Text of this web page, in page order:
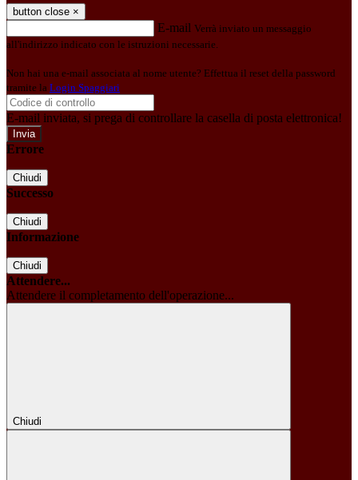
button close ×
E-mail Verrà inviato un messaggio
all'indirizzo indicato con le istruzioni necessarie.
Non hai una e-mail associata al nome utente? Effettua il reset della password
tramite la Login Spaggiari
E-mail inviata, si prega di controllare la casella di posta elettronica!
Errore
Chiudi
Successo
Chiudi
Informazione
Chiudi
Attendere...
Attendere il completamento dell'operazione...
Chiudi